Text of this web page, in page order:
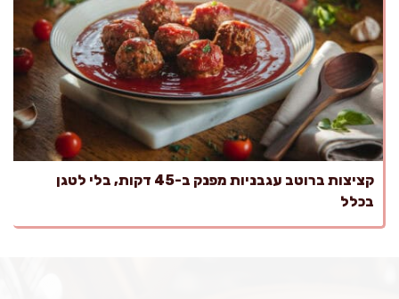
קציצות ברוטב עגבניות מפנק ב-45 דקות, בלי לטגן
בכלל